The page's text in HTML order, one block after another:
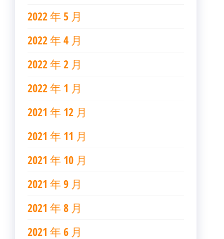
2022 年 5 月
2022 年 4 月
2022 年 2 月
2022 年 1 月
2021 年 12 月
2021 年 11 月
2021 年 10 月
2021 年 9 月
2021 年 8 月
2021 年 6 月